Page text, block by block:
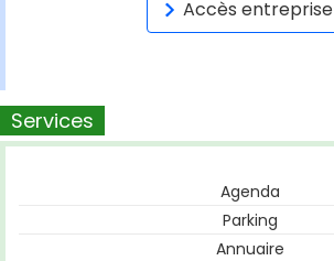
Accès entreprise
Services
Agenda
Parking
Annuaire